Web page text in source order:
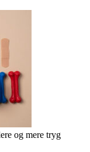
og mere tryg